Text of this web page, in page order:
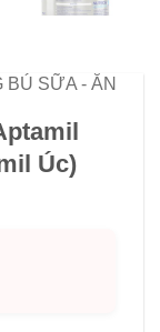
BÚ SỮA - ĂN
Úc)